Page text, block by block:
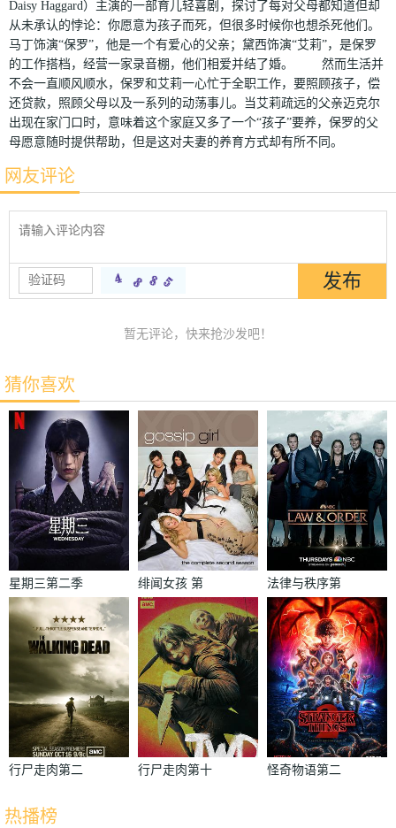
Daisy Haggard）主演的一部育儿轻喜剧，探讨了每对父母都知道但却
从未承认的悖论：你愿意为孩子而死，但很多时候你也想杀死他们。
马丁饰演“保罗”，他是一个有爱心的父亲；黛西饰演“艾莉”，是保罗
的工作搭档，经营一家录音棚，他们相爱并结了婚。 然而生活并
不会一直顺风顺水，保罗和艾莉一心忙于全职工作，要照顾孩子，偿
还贷款，照顾父母以及一系列的动荡事儿。当艾莉疏远的父亲迈克尔
出现在家门口时，意味着这个家庭又多了一个“孩子”要养，保罗的父
母愿意随时提供帮助，但是这对夫妻的养育方式却有所不同。
网友评论
暂无评论，快来抢沙发吧！
猜你喜欢
星期三第二季
绯闻女孩 第
二季
法律与秩序第
二十二季
行尸走肉第二
行尸走肉第十
怪奇物语第二
热播榜